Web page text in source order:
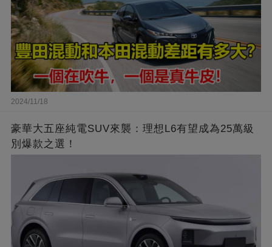
2024/11/18
豪華大五座純電SUV來襲：理想L6有望成為25萬級
別爆款之選！